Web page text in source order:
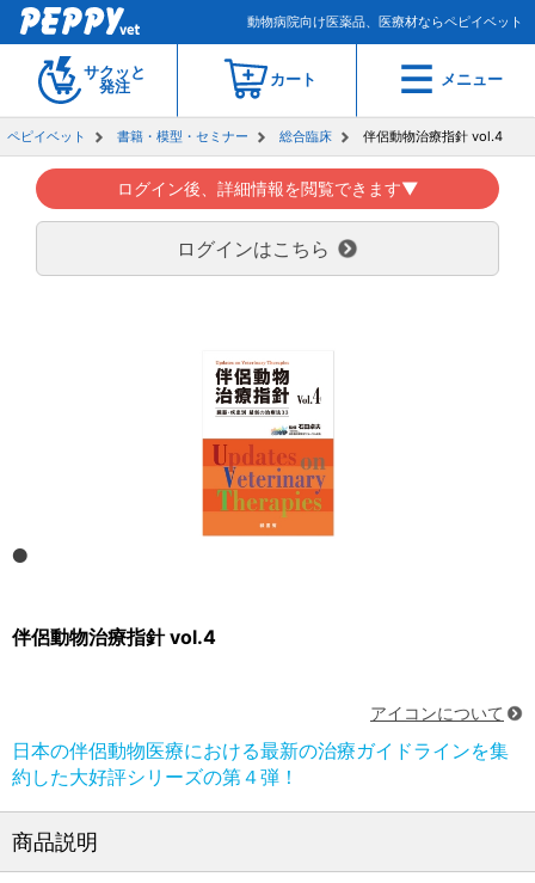
動物病院向け医薬品、医療材ならペピイベット
サクッと
発注
カート メニュー
ペピイベット 書籍・模型・セミナー 総合臨床 伴侶動物治療指針 vol.4
ログイン後、詳細情報を閲覧できます▼
ログインはこちら
伴侶動物治療指針 vol.4
アイコンについて
日本の伴侶動物医療における最新の治療ガイドラインを集
約した大好評シリーズの第４弾！
商品説明